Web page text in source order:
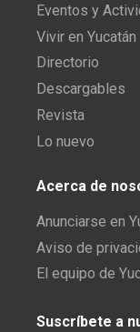
Eventos y
Vivir en Yucatán
Directorio
Descargables
Revista
Lo nuevo
Acerca de
Anunciarse en
Aviso de
El equipo de
Suscríbete a